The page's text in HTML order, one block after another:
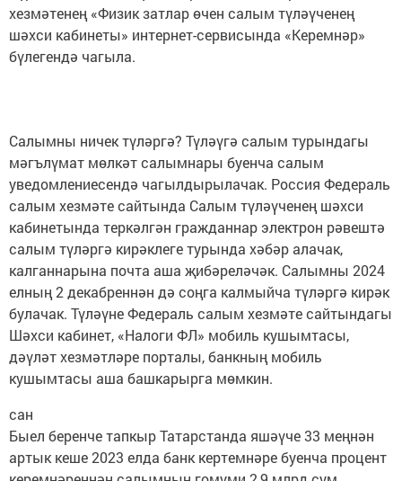
хезмәтенең «Физик затлар өчен салым түләүченең
шәхси кабинеты» интернет-сервисында «Керемнәр»
бүлегендә чагыла.
Салымны ничек түләргә? Түләүгә салым турындагы
мәгълүмат мөлкәт салымнары буенча салым
уведомлениесендә чагылдырылачак. Россия Федераль
салым хезмәте сайтында Салым түләүченең шәхси
кабинетында теркәлгән гражданнар электрон рәвештә
салым түләргә кирәклеге турында хәбәр алачак,
калганнарына почта аша җибәреләчәк. Салымны 2024
елның 2 декабреннән дә соңга калмыйча түләргә кирәк
булачак. Түләүне Федераль салым хезмәте сайтындагы
Шәхси кабинет, «Налоги ФЛ» мобиль кушымтасы,
дәүләт хезмәтләре порталы, банкның мобиль
кушымтасы аша башкарырга мөмкин.
сан
Быел беренче тапкыр Татарстанда яшәүче 33 меңнән
артык кеше 2023 елда банк кертемнәре буенча процент